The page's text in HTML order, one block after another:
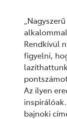
Rendkívül
figyelni,
Az ilyen
bajnoki